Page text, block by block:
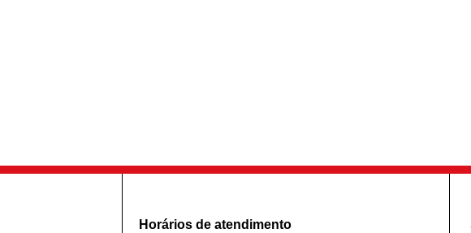
Horários de atendimento